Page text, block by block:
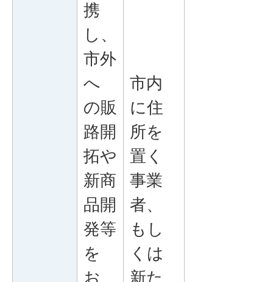
携
し、
市外
へ
の販
路開
拓や
新商
品開
発等
を
お
市内
に住
所を
置く
事業
者、
もし
くは
新た